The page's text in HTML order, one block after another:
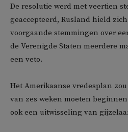
De resolutie werd met veertien
geaccepteerd, Rusland hield
voorgaande stemmingen over
de Verenigde Staten meerdere
een veto.
Het Amerikaanse vredesplan
van zes weken moeten
ook een uitwisseling van